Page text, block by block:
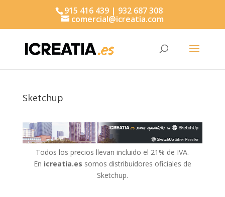
915 416 439 | 932 687 308
comercial@icreatia.com
Sketchup
Todos los precios llevan incluido el 21% de IVA.
En icreatia.es somos distribuidores oficiales de
Sketchup.